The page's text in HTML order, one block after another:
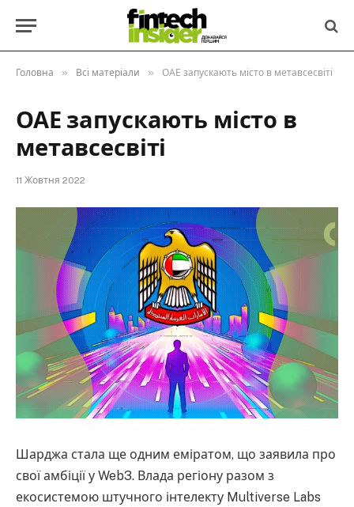
Головна » Всі матеріали » ОАЕ запускають місто в метавсесвіті
ОАЕ запускають місто в
метавсесвіті
11 Жовтня 2022
Шарджа стала ще одним еміратом, що заявила про
свої амбіції у Web3. Влада регіону разом з
екосистемою штучного інтелекту Multiverse Labs